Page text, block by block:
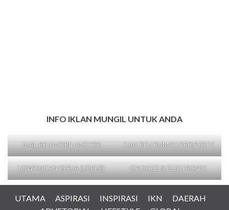
INFO IKLAN MUNGIL UNTUK ANDA
JUAL BELI MOBIL-MOTOR JUAL BELI RUMAH PROPERTY
LOWONGAN KERJA (LOKER) GADGED & ELEKTRONIK
UTAMA ASPIRASI INSPIRASI IKN
DAERAH